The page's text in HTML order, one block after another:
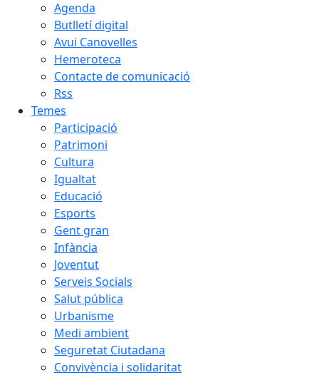
Agenda
Butlletí digital
Avui Canovelles
Hemeroteca
Contacte de comunicació
Rss
Temes
Participació
Patrimoni
Cultura
Igualtat
Educació
Esports
Gent gran
Infància
Joventut
Serveis Socials
Salut pública
Urbanisme
Medi ambient
Seguretat Ciutadana
Convivència i solidaritat